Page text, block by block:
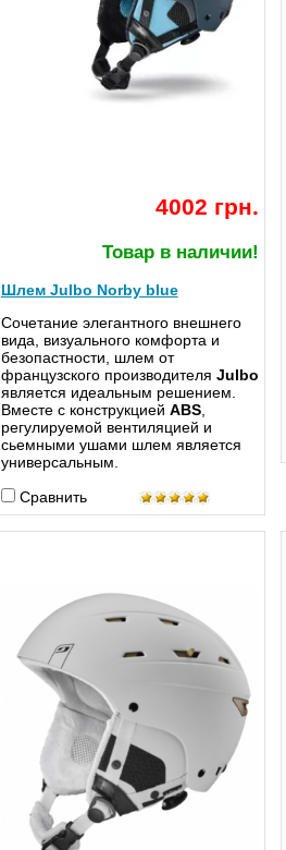
4002 грн.
Товар в наличии!
Шлем Julbo Norby blue
Сочетание элегантного внешнего
вида, визуального комфорта и
безопастности, шлем от
французского производителя Julbo
является идеальным решением.
Вместе с конструкцией ABS,
регулируемой вентиляцией и
сьемными ушами шлем является
универсальным.
Сравнить